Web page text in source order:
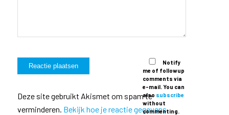
Notify
me of followup
comments via
e-mail. You can
also subscribe
without
commenting.
Deze site gebruikt Akismet om spam te
verminderen. Bekijk hoe je reactie gegevens